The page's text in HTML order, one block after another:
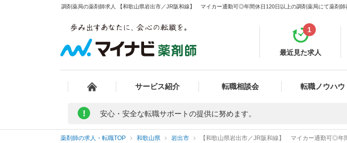
調剤薬局の薬剤師求人 【和歌山県岩出市／JR阪和線】 マイカー通勤可◎年間休日120日以上の調剤薬局にて薬剤師
最近見た求人
1
サービス紹介 転職相談会 転職ノウハウ
! 安心・安全な転職サポートの提供に努めます。
薬剤師の求人・転職TOP 和歌山県 岩出市 【和歌山県岩出市／JR阪和線】 マイカー通勤可◎年